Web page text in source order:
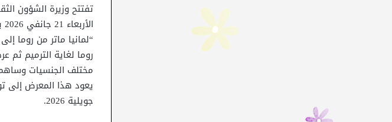
تفتتح وزيرة الشؤون
الأربعاء 21 جانفي 2026 بالمتحف الوطني بباردو معرض “لمانيا ماتر بين زاما وروما”.
“لمانيا ماتر من روما
مختلف الجنسيات
جويلية 2026.